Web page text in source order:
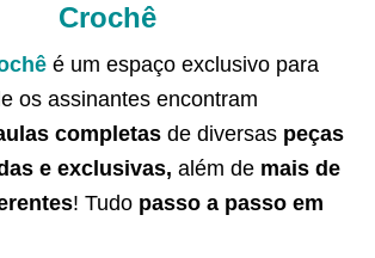
Crochê
é um espaço exclusivo para
os assinantes encontram
completas de diversas peças
e exclusivas, além de mais de
! Tudo passo a passo em